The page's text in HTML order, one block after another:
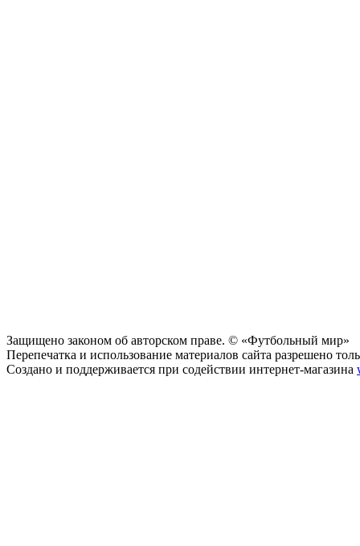
Защищено законом об авторском праве. © «Футбольный мир»
Перепечатка и использование материалов сайта разрешено
Создано и поддерживается при содействии интернет-магазина